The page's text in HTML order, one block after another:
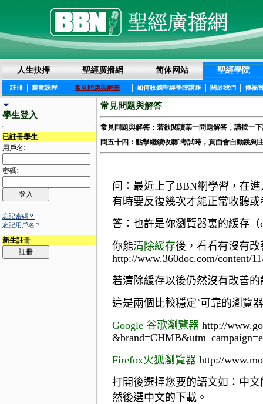
人生抉擇 聖經廣播網 简体网站 聖經學院
註冊 | 瀏覽課程 | 常見問題與解答 | 如何收聽聖經學院講座 | 關於我們 | 傳福
學生登入
已註冊學生
用戶名 :
密碼:
忘記密碼？
忘記用戶名？
新生註冊
常見問題與解答
常見問題與解答：若欲閱讀某一問題解答，請按一
問五十四：點擊繼續收聽`考試時，頁面會自動跳到
问：最近上了BBN網學習，在
有時要反復幾次才能正常收聽
答：也許是你瀏覽器裏的緩存（
你能清除緩存後，看看有沒有改
http://www.360doc.com/content/
若清除緩存以後仍然沒有改善
這是兩個比較穩定`可靠的瀏覽器
Google 谷歌瀏覽器 http://
Firefox火狐瀏覽器 http://
打開後選擇您要的語文如：中
然後選中文的下載。